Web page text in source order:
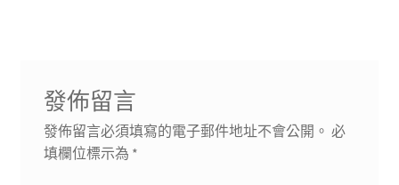
發佈留言
發佈留言必須填寫的電子郵件地址不會公開。 必
填欄位標示為 *